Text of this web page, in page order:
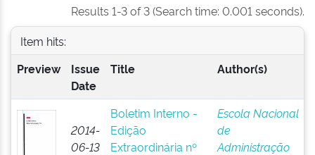
Results 1-3 of 3 (Search time: 0.001 seconds).
Item hits:
Preview
Issue
Date
Title Author(s)
2014-
06-13
Boletim Interno -
Edição
Extraordinária nº
Escola Nacional
de
Administração